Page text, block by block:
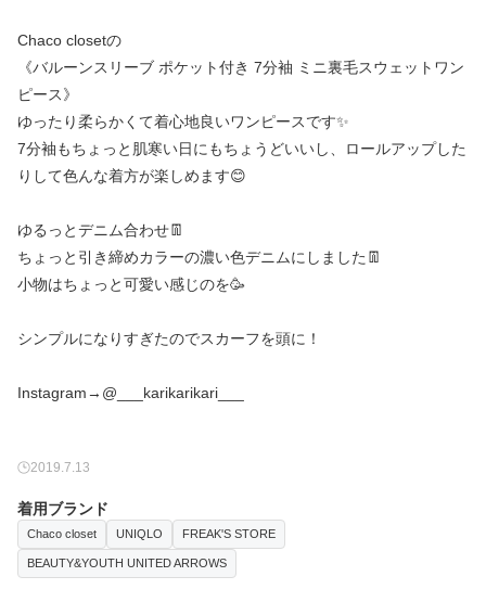
Chaco closetの
《バルーンスリーブ ポケット付き 7分袖 ミニ裏毛スウェットワン
ピース》
ゆったり柔らかくて着心地良いワンピースです✨
7分袖もちょっと肌寒い日にもちょうどいいし、ロールアップした
りして色んな着方が楽しめます😊
ゆるっとデニム合わせ👖
ちょっと引き締めカラーの濃い色デニムにしました👖
小物はちょっと可愛い感じのを🥳
シンプルになりすぎたのでスカーフを頭に！
2019.7.13
着用ブランド
Chaco closet UNIQLO FREAK'S STORE
BEAUTY&YOUTH UNITED ARROWS